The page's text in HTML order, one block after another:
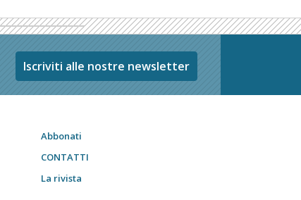
Iscriviti alle nostre newsletter
Abbonati
CONTATTI
La rivista